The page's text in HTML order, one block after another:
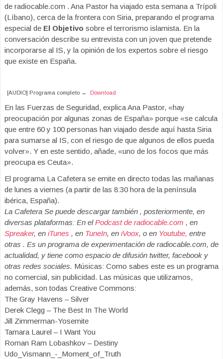
de radiocable.com . Ana Pastor ha viajado esta semana a Trípoli
(Líbano), cerca de la frontera con Siria, preparando el programa
especial de El Objetivo sobre el terrorismo islamista. En la
conversación describe su entrevista con un joven que pretende
incorporarse al IS, y la opinión de los expertos sobre el riesgo
que existe en España.
[AUDIO] Programa completo → Download
En las Fuerzas de Seguridad, explica Ana Pastor, «hay
preocupación por algunas zonas de España» porque «se calcula
que entre 60 y 100 personas han viajado desde aquí hasta Siria
para sumarse al IS, con el riesgo de que algunos de ellos pueda
volver». Y en este sentido, añade, «uno de los focos que más
preocupa es Ceuta».
El programa La Cafetera se emite en directo todas las mañanas
de lunes a viernes (a partir de las 8:30 hora de la península
ibérica, España).
La Cafetera Se puede descargar también , posteriormente, en
diversas plataformas: En elPodcast de radiocable.com , en
Spreaker, en iTunes , en TuneIn, en iVoox, o en Youtube, entre
otras . Es un programa de experimentación de radiocable.com, de
actualidad, y tiene como espacio de difusión twitter, facebook y
otras redes sociales. Músicas: Como sabes este es un programa
no comercial, sin publicidad. Las músicas que utilizamos,
además, son todas Creative Commons:
The Gray Havens – Silver
Derek Clegg – The Best In The World
Jill Zimmerman-Yosemite
Tamara Laurel – I Want You
Roman Ram Lobashkov – Destiny
Udo_Vismann_-_Moment_of_Truth